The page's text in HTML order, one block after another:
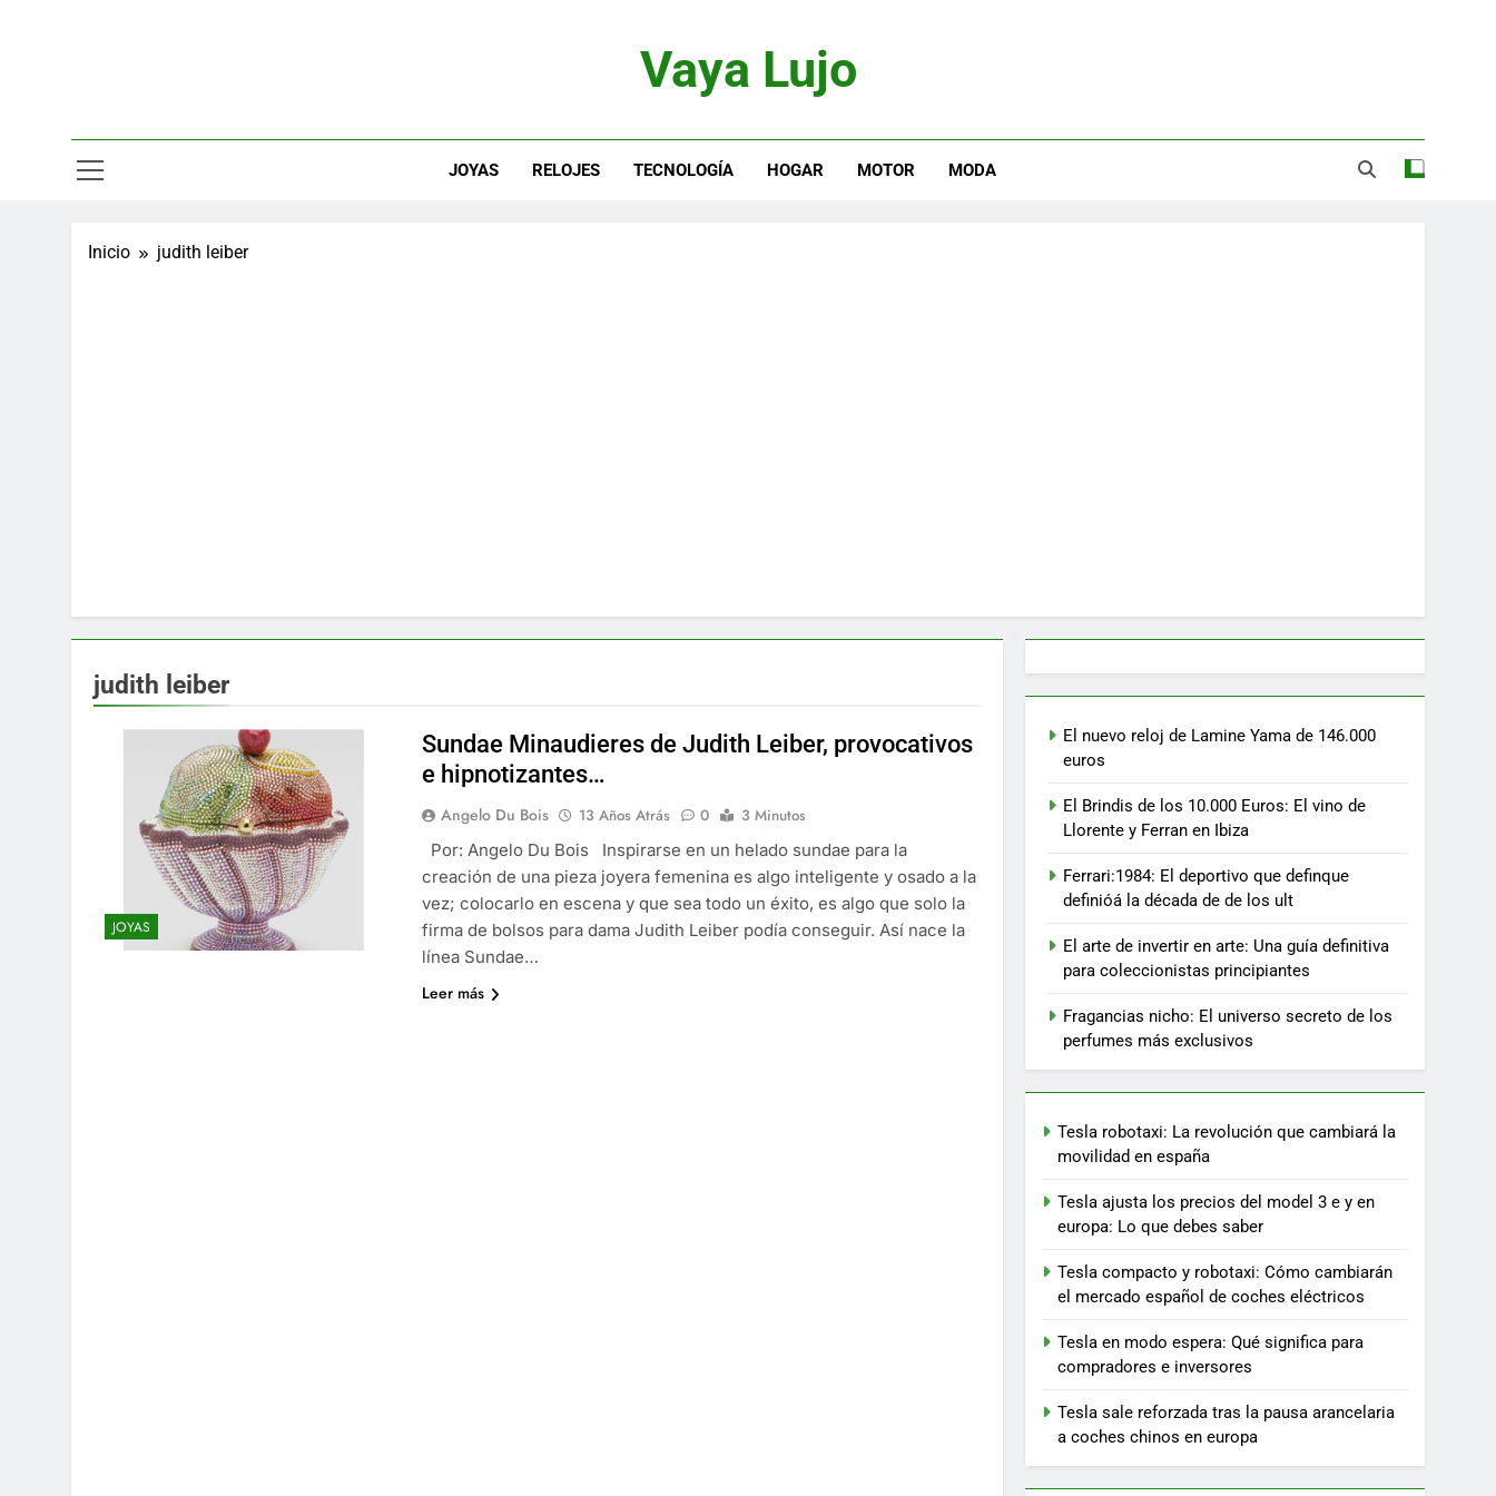
Vaya Lujo
JOYAS RELOJES TECNOLOGÍA HOGAR MOTOR MODA
Inicio judith leiber
judith leiber
JOYAS
Sundae Minaudieres de Judith Leiber, provocativos
e hipnotizantes…
Angelo Du Bois 13 Años Atrás 0
3 Minutos
Por: Angelo Du Bois Inspirarse en un helado sundae para la
creación de una pieza joyera femenina es algo inteligente y osado a la
vez; colocarlo en escena y que sea todo un éxito, es algo que solo la
firma de bolsos para dama Judith Leiber podía conseguir. Así nace la
línea Sundae…
Leer más
El nuevo reloj de Lamine Yama de 146.000
euros
El Brindis de los 10.000 Euros: El vino de
Llorente y Ferran en Ibiza
Ferrari:1984: El deportivo que definque
definióá la década de de los ult
El arte de invertir en arte: Una guía definitiva
para coleccionistas principiantes
Fragancias nicho: El universo secreto de los
perfumes más exclusivos
Tesla robotaxi: La revolución que cambiará la
movilidad en españa
Tesla ajusta los precios del model 3 e y en
europa: Lo que debes saber
Tesla compacto y robotaxi: Cómo cambiarán
el mercado español de coches eléctricos
Tesla en modo espera: Qué significa para
compradores e inversores
Tesla sale reforzada tras la pausa arancelaria
a coches chinos en europa